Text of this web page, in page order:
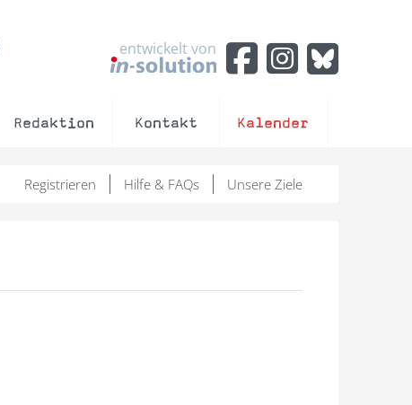
entwickelt von
Redaktion Kontakt Kalender
Unsere Ziele
Hilfe & FAQs
Registrieren